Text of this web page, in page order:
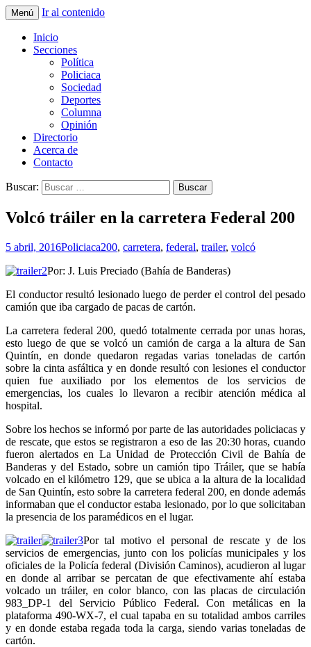
La Yunta de Tepic
Menú Ir al contenido
Inicio
Secciones
Política
Policiaca
Sociedad
Deportes
Columna
Opinión
Directorio
Acerca de
Contacto
Buscar:
Volcó tráiler en la carretera Federal 200
5 abril, 2016Policiaca200, carretera, federal, trailer, volcó
Por: J. Luis Preciado (Bahía de Banderas)
El conductor resultó lesionado luego de perder el control del pesado
camión que iba cargado de pacas de cartón.
La carretera federal 200, quedó totalmente cerrada por unas horas,
esto luego de que se volcó un camión de carga a la altura de San
Quintín, en donde quedaron regadas varias toneladas de cartón
sobre la cinta asfáltica y en donde resultó con lesiones el conductor
quien fue auxiliado por los elementos de los servicios de
emergencias, los cuales lo llevaron a recibir atención médica al
hospital.
Sobre los hechos se informó por parte de las autoridades policiacas y
de rescate, que estos se registraron a eso de las 20:30 horas, cuando
fueron alertados en La Unidad de Protección Civil de Bahía de
Banderas y del Estado, sobre un camión tipo Tráiler, que se había
volcado en el kilómetro 129, que se ubica a la altura de la localidad
de San Quintín, esto sobre la carretera federal 200, en donde además
informaban que el conductor estaba lesionado, por lo que solicitaban
la presencia de los paramédicos en el lugar.
Por tal motivo el personal de rescate y de los
servicios de emergencias, junto con los policías municipales y los
oficiales de la Policía federal (División Caminos), acudieron al lugar
en donde al arribar se percatan de que efectivamente ahí estaba
volcado un tráiler, en color blanco, con las placas de circulación
983_DP-1 del Servicio Público Federal. Con metálicas en la
plataforma 490-WX-7, el cual tapaba en su totalidad ambos carriles
y en donde estaba regada toda la carga, siendo varias toneladas de
cartón.